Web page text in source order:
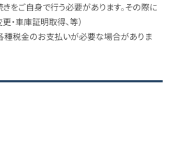
をご自身で行う必要があります。その際に
・車庫証明取得、等）
種税金のお支払いが必要な場合がありま